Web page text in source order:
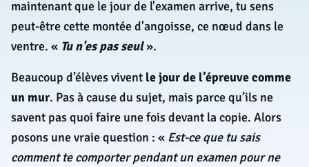
maintenant que le jour de l'examen arrive, tu sens
peut-être cette montée d'angoisse, ce nœud dans le
ventre. « Tu n'es pas seul».
Beaucoup d’élèves vivent le jour de l’épreuve comme
un mur. Pas à cause du sujet, mais parce qu’ils ne
savent pas quoi faire une fois devant la copie. Alors
posons une vraie question : « Est-ce que tu sais
comment te comporter pendant un examen pour ne